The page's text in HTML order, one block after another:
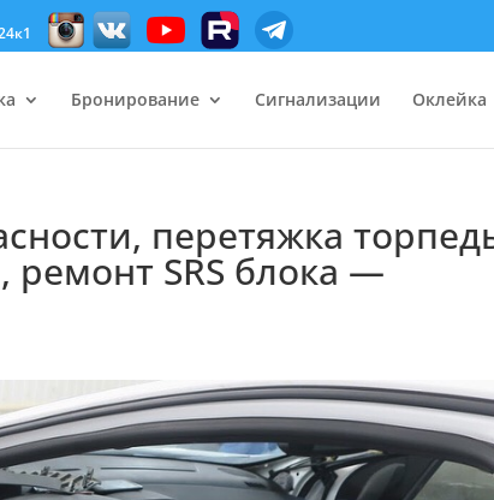
Бронирование Сигнализации Оклейка
перетяжка
SRS блока —